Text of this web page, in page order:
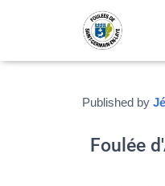
Published by
Foulée